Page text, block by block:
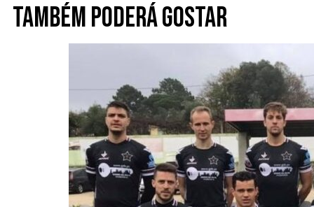
Também poderá gostar